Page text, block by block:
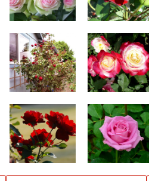
Don Juan Double Delight
Lilli Marleen Aqua